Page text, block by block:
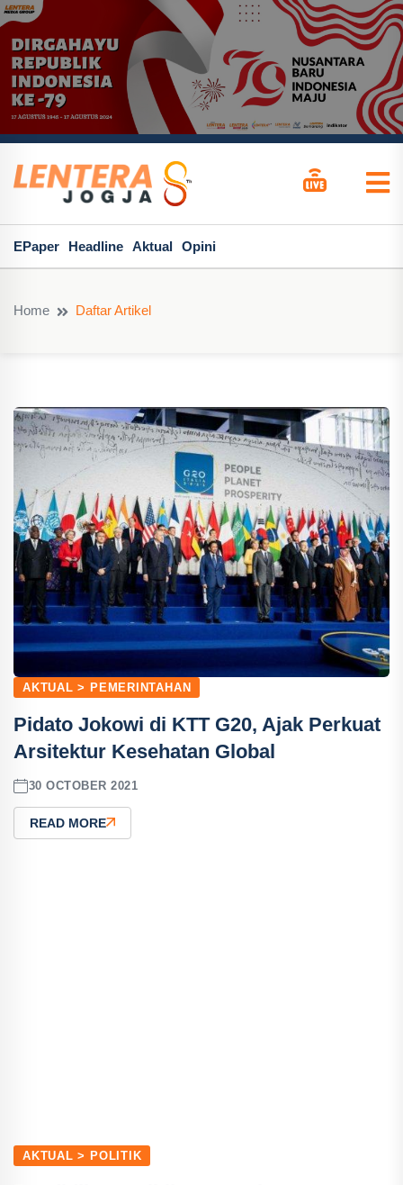
EPaper Headline Aktual Opini
Home Daftar Artikel
AKTUAL > PEMERINTAHAN
Pidato Jokowi di KTT G20, Ajak Perkuat
Arsitektur Kesehatan Global
30 OCTOBER 2021
READ MORE
AKTUAL > POLITIK